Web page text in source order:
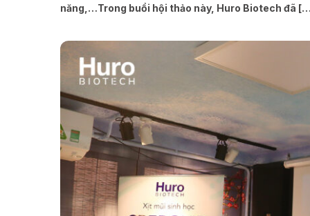
năng,…Trong buổi hội thảo này, Huro Biotech đã